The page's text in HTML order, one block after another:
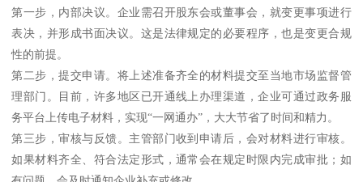
第一步，内部决议。企业需召开股东会或董事会，就变更事项进行
表决，并形成书面决议。这是法律规定的必要程序，也是变更合规
性的前提。
第二步，提交申请。将上述准备齐全的材料提交至当地市场监督管
理部门。目前，许多地区已开通线上办理渠道，企业可通过政务服
务平台上传电子材料，实现“一网通办”，大大节省了时间和精力。
第三步，审核与反馈。主管部门收到申请后，会对材料进行审核。
如果材料齐全、符合法定形式，通常会在规定时限内完成审批；如